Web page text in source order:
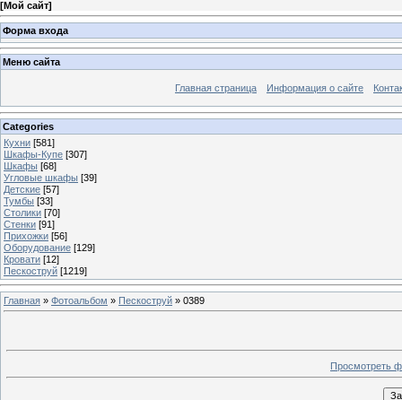
[Мой сайт]
Форма входа
Меню сайта
Главная страница Информация о сайте
Categories
Кухни [581]
Шкафы-Купе [307]
Шкафы [68]
Угловые шкафы [39]
Детские [57]
Тумбы [33]
Столики [70]
Стенки [91]
Прихожки [56]
Оборудование [129]
Кровати [12]
Пескоструй [1219]
Главная » Фотоальбом » Пескоструй » 0389
Просмотреть